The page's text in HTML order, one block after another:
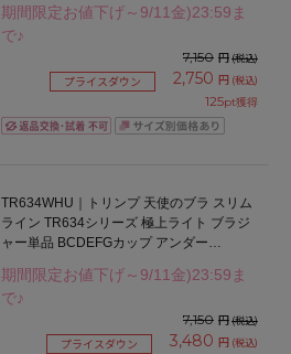
期間限定お値下げ～9/11金)23:59ま
で♪
7,150 円(税込)
プライスダウン 2,750 円 (税込)
125pt獲得
TR634WHU｜トリンプ 天使のブラ スリム
ライン TR634シリーズ 極上ライト ブラジ
ャー単品 BCDEFGカップ アンダー
期間限定お値下げ～9/11金)23:59ま
で♪
7,150 円(税込)
プライスダウン 3,480 円 (税込)